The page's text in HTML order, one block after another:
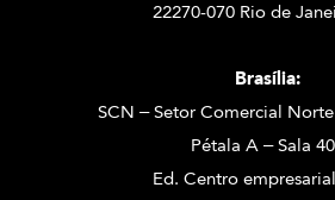
22270-070 Rio de
Brasília:
SCN – Setor Comercial
Pétala A – Sala
Ed. Centro